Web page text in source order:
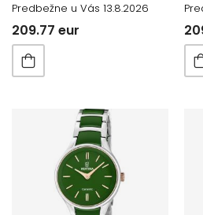
Predbežne u Vás 13.8.2026
209.77 eur